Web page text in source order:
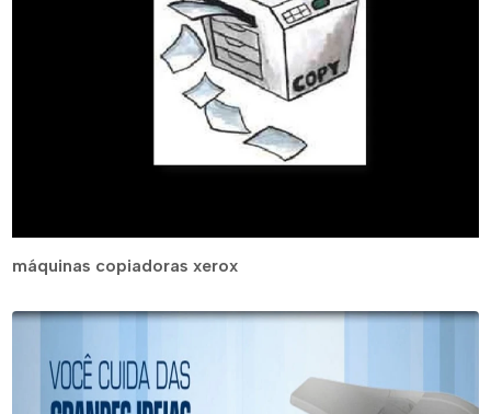
máquinas copiadoras xerox